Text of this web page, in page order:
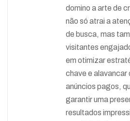
domino a arte de
não só atrai a
de busca, mas
visitantes
em otimizar
chave e alavancar
anúncios pagos,
garantir uma
resultados